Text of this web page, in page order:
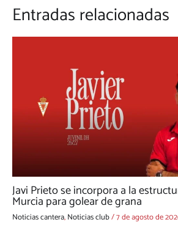
Entradas relacionadas
Javi Prieto se incorpora a la
Murcia para golear de grana
Noticias cantera,Noticias club/7 de agosto de